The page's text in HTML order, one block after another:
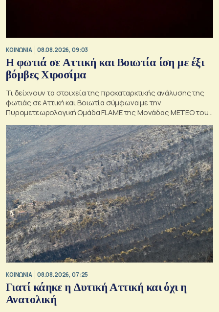
ΚΟΙΝΩΝΙΑ 08.08.2026, 09:03
Η φωτιά σε Αττική και Βοιωτία ίση με έξι
βόμβες Χιροσίμα
Τι δείχνουν τα στοιχεία της προκαταρκτικής ανάλυσης της
φωτιάς σε Αττική και Βοιωτία σύμφωνα με την
Πυρομετεωρολογική Ομάδα FLAME της Μονάδας ΜΕΤΕΟ του
ΚΟΙΝΩΝΙΑ 08.08.2026, 07:25
Γιατί κάηκε η Δυτική Αττική και όχι η
Ανατολική